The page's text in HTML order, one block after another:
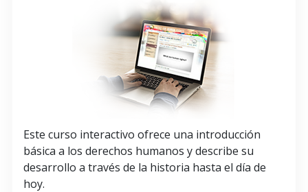
Este curso interactivo ofrece una introducción
básica a los derechos humanos y describe su
desarrollo a través de la historia hasta el día de
hoy.